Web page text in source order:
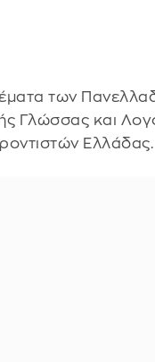
των
Γλώσσας και
Ελλάδας.